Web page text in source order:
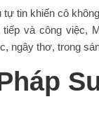
tin khiến cô
và công việc,
ngây thơ, trong